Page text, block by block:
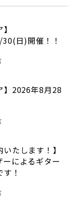
日)開催！！
】2026年8月28
たします！】
によるギター
！